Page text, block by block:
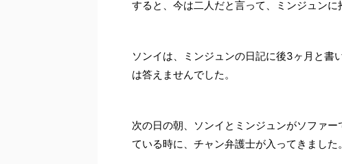
すると、今は二人だと言って、ミンジュンに
ソンイは、ミンジュンの日記に後3ヶ月と書
は答えませんでした。
次の日の朝、ソンイとミンジュンがソファ
ている時に、チャン弁護士が入ってきました。